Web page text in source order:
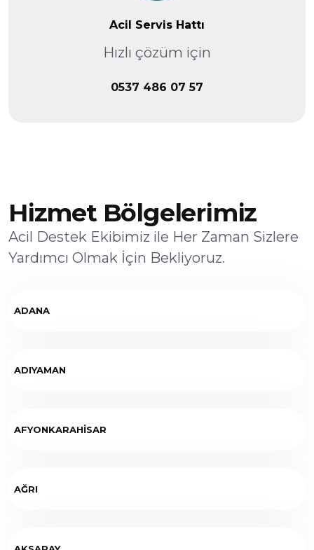
Acil Servis Hattı
Hızlı çözüm için
0537 486 07 57
Hizmet Bölgelerimiz
Acil Destek Ekibimiz ile Her Zaman Sizlere
Yardımcı Olmak İçin Bekliyoruz.
ADANA
ADIYAMAN
AFYONKARAHİSAR
AĞRI